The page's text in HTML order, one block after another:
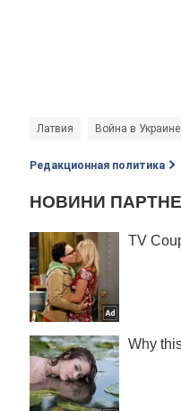
Латвия Война в Украине
Редакционная политика